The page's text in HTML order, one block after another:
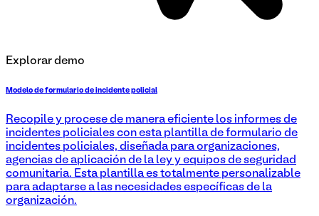
Explorar demo
Modelo de formulario de incidente policial
Recopile y procese de manera eficiente los informes de
incidentes policiales con esta plantilla de formulario de
incidentes policiales, diseñada para organizaciones,
agencias de aplicación de la ley y equipos de seguridad
comunitaria. Esta plantilla es totalmente personalizable
para adaptarse a las necesidades específicas de la
organización.